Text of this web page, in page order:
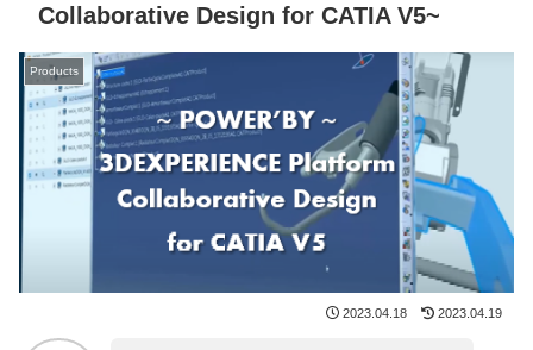
Collaborative Design for CATIA V5~
Products
2023.04.18 2023.04.19